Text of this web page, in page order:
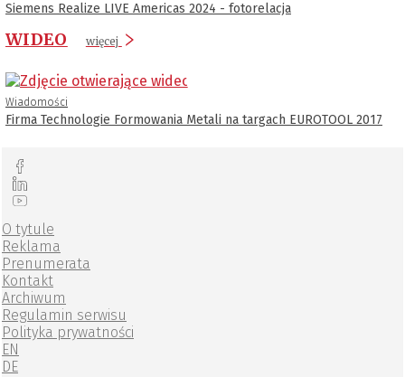
Siemens Realize LIVE Americas 2024 - fotorelacja
WIDEO więcej
Wiadomości
Firma Technologie Formowania Metali na targach EUROTOOL 2017
O tytule
Reklama
Prenumerata
Kontakt
Archiwum
Regulamin serwisu
Polityka prywatności
EN
DE